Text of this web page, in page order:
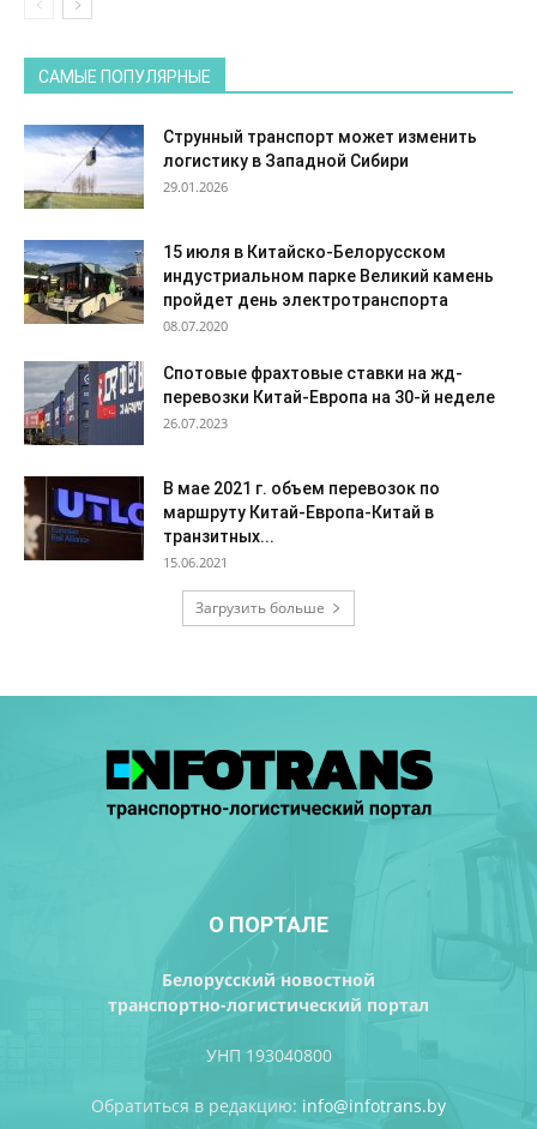
САМЫЕ ПОПУЛЯРНЫЕ
Струнный транспорт может изменить
логистику в Западной Сибири
29.01.2026
15 июля в Китайско-Белорусском
индустриальном парке Великий камень
пройдет день электротранспорта
08.07.2020
Спотовые фрахтовые ставки на жд-
перевозки Китай-Европа на 30-й неделе
26.07.2023
В мае 2021 г. объем перевозок по
маршруту Китай-Европа-Китай в
транзитных...
15.06.2021
Загрузить больше
О ПОРТАЛЕ
Белорусский новостной
транспортно-логистический портал
УНП 193040800
Обратиться в редакцию: info@infotrans.bу